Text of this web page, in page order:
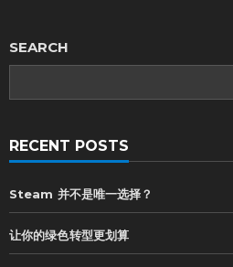
SEARCH
SEARCH
RECENT POSTS
Steam 并不是唯一选择？
让你的绿色转型更划算